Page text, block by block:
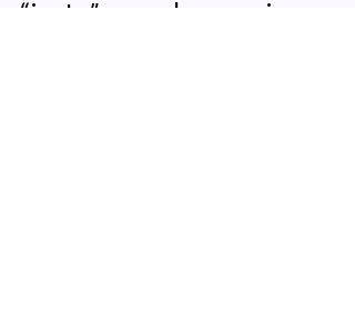
“juste”, pour louer mieux